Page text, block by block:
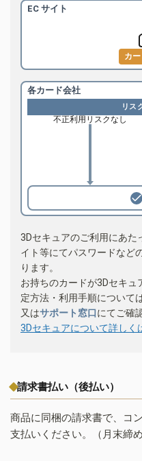
EC サイト
カ
各カード会社
リス
不正利用リスクなし
3Dセキュアのご利用にあた
イト等にてパスワードなど
ります。
お持ちのカードが3Dセキ
定方法・利用手順について
又はサポート窓口にてご確
3Dセキュアについて詳しく
請求書払い（後払い）
商品に同梱の請求書で、コ
支払いください。（月末締